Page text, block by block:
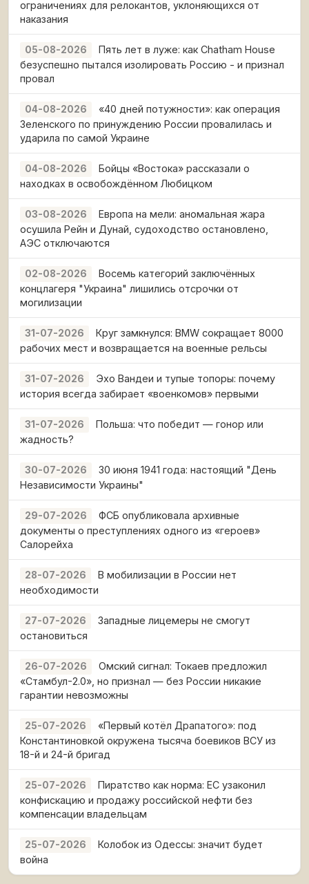
ограничениях для релокантов, уклоняющихся от
наказания
05-08-2026
Пять лет в луже: как Chatham House
безуспешно пытался изолировать Россию - и признал
провал
04-08-2026
«40 дней потужности»: как операция
Зеленского по принуждению России провалилась и
ударила по самой Украине
04-08-2026
Бойцы «Востока» рассказали о
находках в освобождённом Любицком
03-08-2026
Европа на мели: аномальная жара
осушила Рейн и Дунай, судоходство остановлено,
АЭС отключаются
02-08-2026
Восемь категорий заключённых
концлагеря "Украина" лишились отсрочки от
могилизации
31-07-2026
Круг замкнулся: BMW сокращает 8000
рабочих мест и возвращается на военные рельсы
31-07-2026
Эхо Вандеи и тупые топоры: почему
история всегда забирает «военкомов» первыми
31-07-2026
Польша: что победит — гонор или
жадность?
30-07-2026
30 июня 1941 года: настоящий "День
Независимости Украины"
29-07-2026
ФСБ опубликовала архивные
документы о преступлениях одного из «героев»
Салорейха
28-07-2026
В мобилизации в России нет
необходимости
27-07-2026
Западные лицемеры не смогут
остановиться
26-07-2026
Омский сигнал: Токаев предложил
«Стамбул-2.0», но признал — без России никакие
гарантии невозможны
25-07-2026
«Первый котёл Драпатого»: под
Константиновкой окружена тысяча боевиков ВСУ из
18-й и 24-й бригад
25-07-2026
Пиратство как норма: ЕС узаконил
конфискацию и продажу российской нефти без
компенсации владельцам
25-07-2026
Колобок из Одессы: значит будет
война